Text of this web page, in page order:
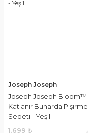
Joseph Joseph
Joseph Joseph Bloom™
Katlanır Buharda Pişirme
Sepeti - Yeşil
1.699 ₺